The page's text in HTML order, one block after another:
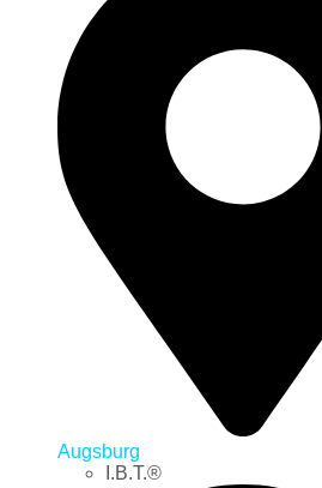
Augsburg
I.B.T.®